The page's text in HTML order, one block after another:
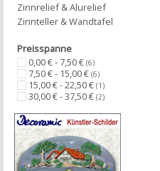
Zinnrelief & Alurelief
Zinnteller & Wandtafel
Preisspanne
0,00 € - 7,50 € (6)
7,50 € - 15,00 € (6)
15,00 € - 22,50 € (1)
30,00 € - 37,50 € (2)